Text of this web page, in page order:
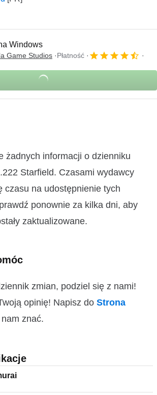
Windows
Game Studios
Płatność
żadnych informacji o dzienniku
Starfield. Czasami wydawcy
czasu na udostępnienie tych
ponownie za kilka dni, aby
zaktualizowane.
zmian, podziel się z nami!
opinię! Napisz do Strona
znać.